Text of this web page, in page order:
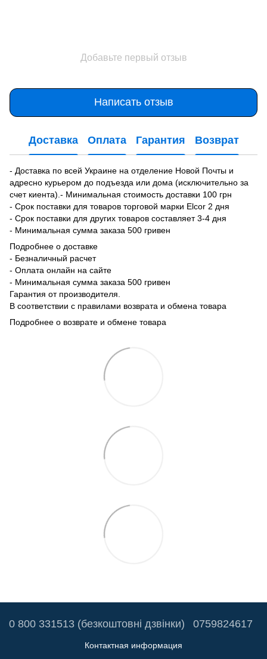
Добавьте первый отзыв
Написать отзыв
Доставка Оплата Гарантия Возврат
- Доставка по всей Украине на отделение Новой Почты и
адресно курьером до подъезда или дома (исключительно за
счет киента).- Минимальная стоимость доставки 100 грн
- Срок поставки для товаров торговой марки Elcor 2 дня
- Срок поставки для других товаров составляет 3-4 дня
- Минимальная сумма заказа 500 гривен
Подробнее о доставке
- Безналичный расчет
- Оплата онлайн на сайте
- Минимальная сумма заказа 500 гривен
Гарантия от производителя.
В соответствии с правилами возврата и обмена товара
Подробнее о возврате и обмене товара
0 800 331513 (безкоштовні дзвінки) 0759824617
Контактная информация